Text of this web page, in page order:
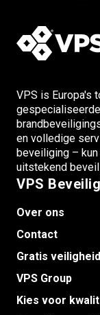
VPS is Europa's
en volledige
beveiliging –
uitstekend
VPS
Over ons
Contact
Gratis
VPS Group
Kies voor